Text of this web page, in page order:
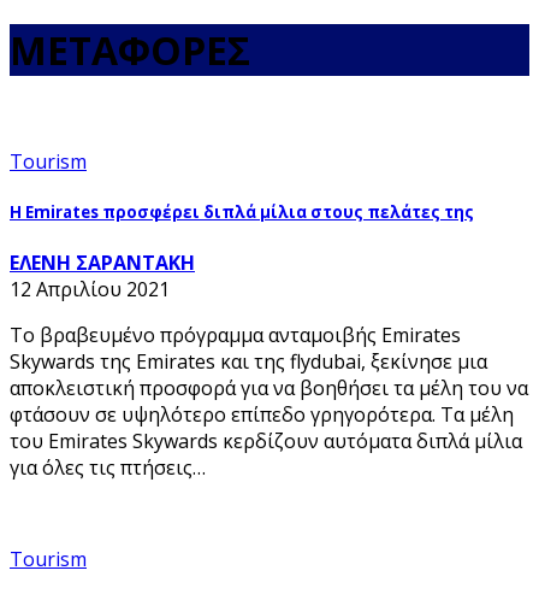
ΜΕΤΑΦΟΡΕΣ
Tourism
H Emirates προσφέρει διπλά μίλια στους πελάτες της
ΕΛΕΝΗ ΣΑΡΑΝΤΑΚΗ
12 Απριλίου 2021
Το βραβευμένο πρόγραμμα ανταμοιβής Emirates
Skywards της Emirates και της flydubai, ξεκίνησε μια
αποκλειστική προσφορά για να βοηθήσει τα μέλη του να
φτάσουν σε υψηλότερο επίπεδο γρηγορότερα. Τα μέλη
του Emirates Skywards κερδίζουν αυτόματα διπλά μίλια
για όλες τις πτήσεις…
Tourism